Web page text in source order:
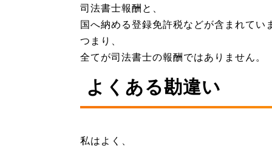
司法書士報酬と、
国へ納める登録免許税などが含まれてい
つまり、
全てが司法書士の報酬ではありません。
よくある勘違い
私はよく、